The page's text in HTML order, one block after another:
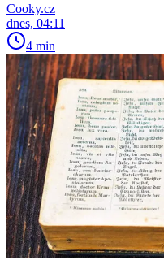
Cooky.cz
dnes, 04:11
4 min